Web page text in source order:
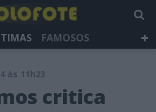
FAMOSOS
TV
NEWSLETTER
às 11h23
critica